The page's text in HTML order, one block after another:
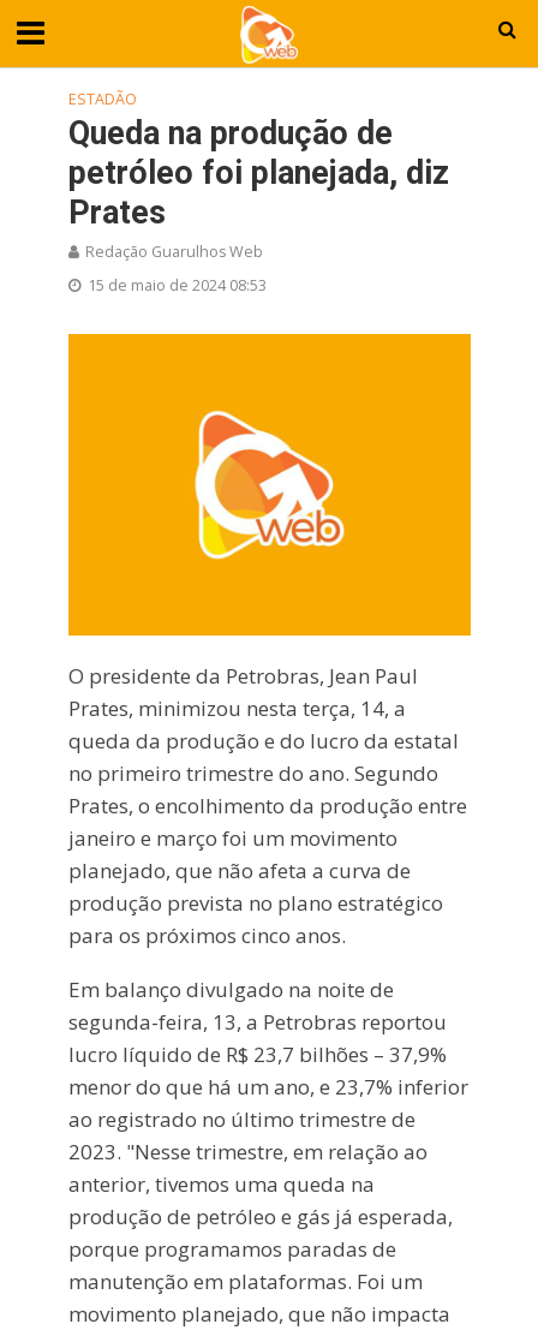
ESTADÃO
Queda na produção de
petróleo foi planejada, diz
Prates
Redação Guarulhos Web
15 de maio de 2024 08:53
O presidente da Petrobras, Jean Paul
Prates, minimizou nesta terça, 14, a
queda da produção e do lucro da estatal
no primeiro trimestre do ano. Segundo
Prates, o encolhimento da produção entre
janeiro e março foi um movimento
planejado, que não afeta a curva de
produção prevista no plano estratégico
para os próximos cinco anos.
Em balanço divulgado na noite de
segunda-feira, 13, a Petrobras reportou
lucro líquido de R$ 23,7 bilhões – 37,9%
menor do que há um ano, e 23,7% inferior
ao registrado no último trimestre de
2023. "Nesse trimestre, em relação ao
anterior, tivemos uma queda na
produção de petróleo e gás já esperada,
porque programamos paradas de
manutenção em plataformas. Foi um
movimento planejado, que não impacta